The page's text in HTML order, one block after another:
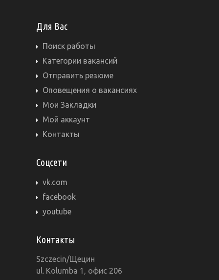
Для Вас
Поиск работы
Категории вакансий
Отправить резюме
Оповещения о вакансиях
Мои Закладки
Мой аккаунт
Контакты
Соцсети
vk.com
facebook
youtube
Контакты
Szczecin/Щецин
ul. Kolumba 1, офис 206